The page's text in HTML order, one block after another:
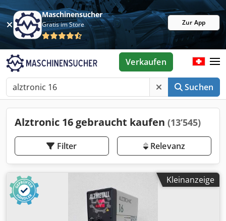
Maschinensucher
Gratis im Store Zur App
Suchen
Verkaufen
Alztronic 16 gebraucht kaufen (13’545)
Filter Relevanz
Kleinanzeige